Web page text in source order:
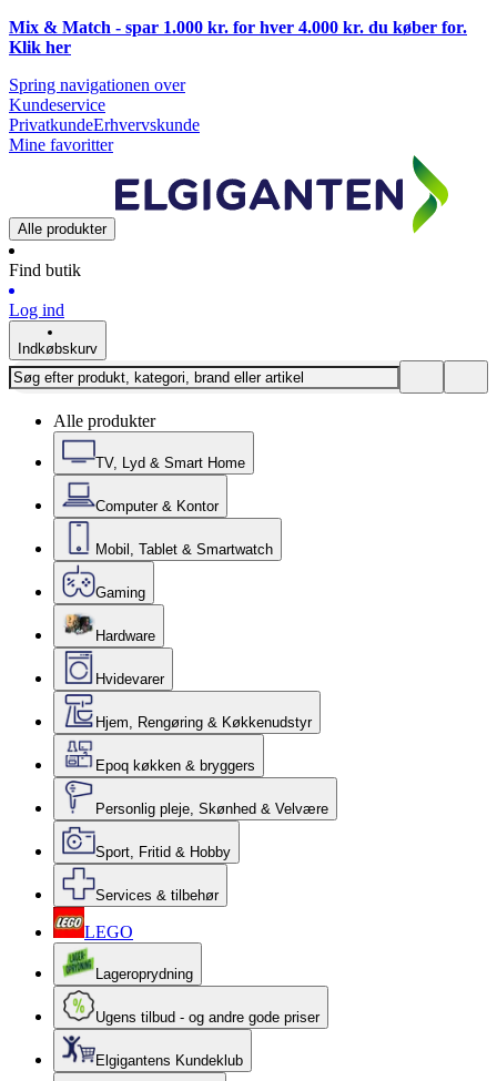
Mix & Match - spar 1.000 kr. for hver 4.000 kr. du køber for.
Klik her
Spring navigationen over
Kundeservice
PrivatkundeErhvervskunde
Mine favoritter
Alle produkter
Find butik
Log ind
Indkøbskurv
Alle produkter
TV, Lyd & Smart Home
Computer & Kontor
Mobil, Tablet & Smartwatch
Gaming
Hardware
Hvidevarer
Hjem, Rengøring & Køkkenudstyr
Epoq køkken & bryggers
Personlig pleje, Skønhed & Velvære
Sport, Fritid & Hobby
Services & tilbehør
LEGO
Lageroprydning
Ugens tilbud - og andre gode priser
Elgigantens Kundeklub